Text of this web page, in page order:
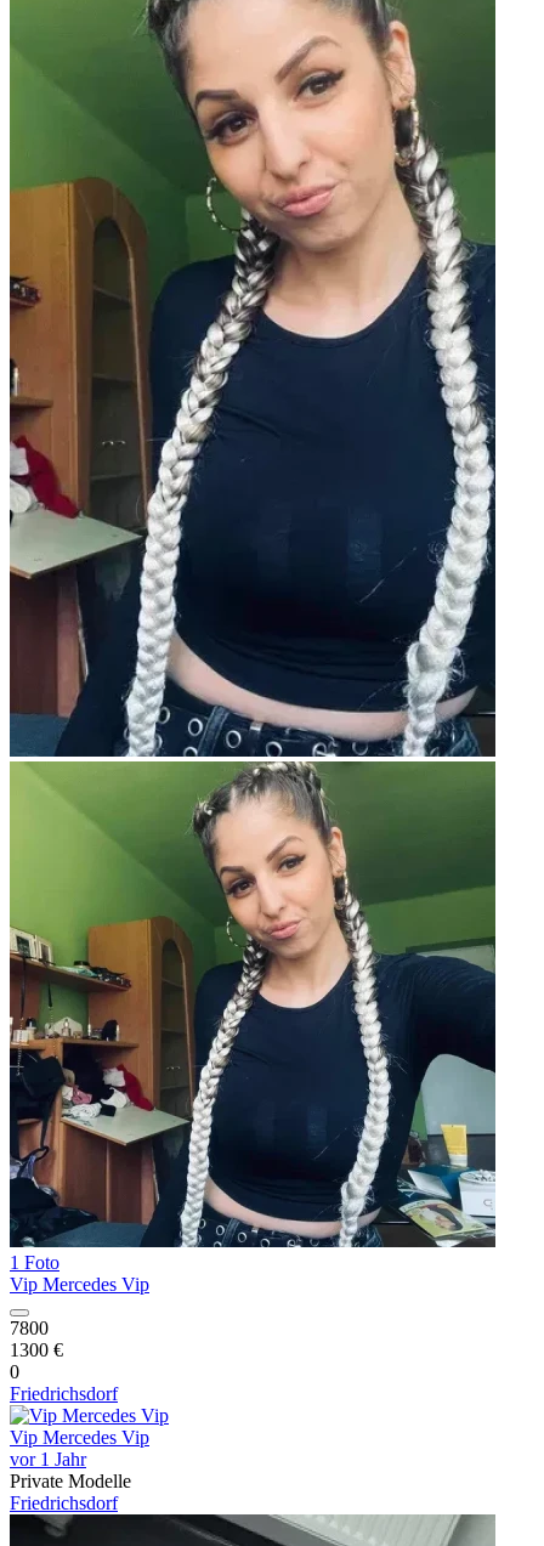
1 Foto
Vip Mercedes Vip
7800
1300 €
0
Friedrichsdorf
Vip Mercedes Vip
vor 1 Jahr
Private Modelle
Friedrichsdorf